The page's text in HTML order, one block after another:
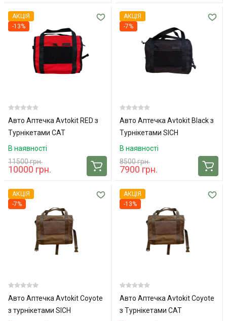
АКЦІЯ
-13%
Авто Аптечка Avtokit RED з
Турнікетами CAT
В наявності
11500 грн.
10000 грн.
АКЦІЯ
-7%
Авто Аптечка Avtokit Black з
Турнікетами SICH
В наявності
8500 грн.
7900 грн.
АКЦІЯ
-7%
Авто Аптечка Avtokit Coyote
з турнікетами SICH
АКЦІЯ
-13%
Авто Аптечка Avtokit Coyote
з Турнікетами CAT